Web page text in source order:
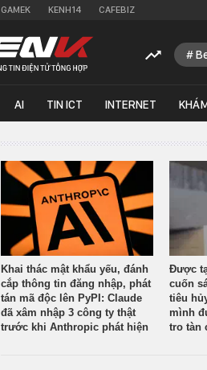
GAMEK KENH14 CAFEBIZ
AI TIN ICT INTERNET
Khai thác mật khẩu yếu, đánh
cắp thông tin đăng nhập, phát
tán mã độc lên PyPI: Claude
đã xâm nhập 3 công ty thật
trước khi Anthropic phát hiện
Được
cuốn
tiêu
mình
tro tàn